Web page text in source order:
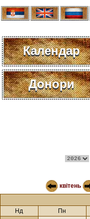
Календар
Донори
квітень
Нд Пн